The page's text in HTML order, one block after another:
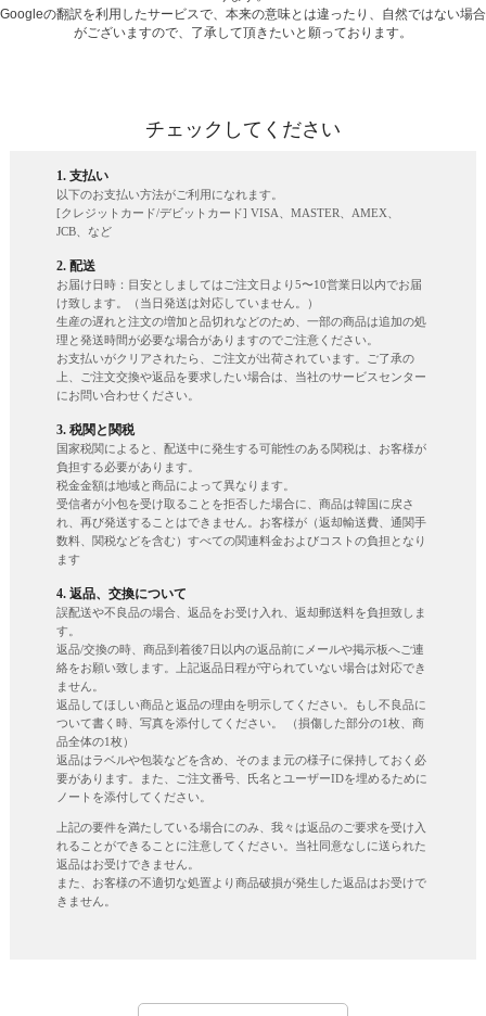
Googleの翻訳を利用したサービスで、本来の意味とは違ったり、自然ではない場合
がございますので、了承して頂きたいと願っております。
チェックしてください
1. 支払い
以下のお支払い方法がご利用になれます。
[クレジットカード/デビットカード] VISA、MASTER、AMEX、
JCB、など
2. 配送
お届け日時：目安としましてはご注文日より5〜10営業日以内でお届
け致します。（当日発送は対応していません。）
生産の遅れと注文の増加と品切れなどのため、一部の商品は追加の処
理と発送時間が必要な場合がありますのでご注意ください。
お支払いがクリアされたら、ご注文が出荷されています。ご了承の
上、ご注文交換や返品を要求したい場合は、当社のサービスセンター
にお問い合わせください。
3. 税関と関税
国家税関によると、配送中に発生する可能性のある関税は、お客様が
負担する必要があります。
税金金額は地域と商品によって異なります。
受信者が小包を受け取ることを拒否した場合に、商品は韓国に戻さ
れ、再び発送することはできません。お客様が（返却輸送費、通関手
数料、関税などを含む）すべての関連料金およびコストの負担となり
ます
4. 返品、交換について
誤配送や不良品の場合、返品をお受け入れ、返却郵送料を負担致しま
す。
返品/交換の時、商品到着後7日以内の返品前にメールや掲示板へご連
絡をお願い致します。上記返品日程が守られていない場合は対応でき
ません。
返品してほしい商品と返品の理由を明示してください。もし不良品に
ついて書く時、写真を添付してください。 （損傷した部分の1枚、商
品全体の1枚）
返品はラベルや包装などを含め、そのまま元の様子に保持しておく必
要があります。また、ご注文番号、氏名とユーザーIDを埋めるために
ノートを添付してください。
上記の要件を満たしている場合にのみ、我々は返品のご要求を受け入
れることができることに注意してください。当社同意なしに送られた
返品はお受けできません。
また、お客様の不適切な処置より商品破損が発生した返品はお受けで
きません。